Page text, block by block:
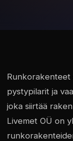
pystypilarit ja
joka siirtää
Livemet OÜ on